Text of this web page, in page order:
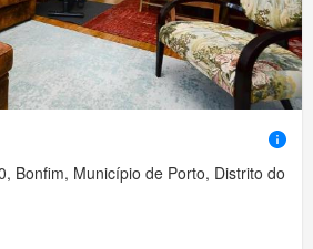
Bonfim, Município de Porto, Distrito do